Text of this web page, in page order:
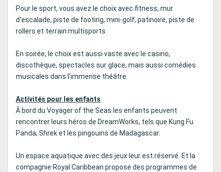
Pour le sport, vous avez le choix avec fitness, mur
d’escalade, piste de footing, mini-golf, patinoire, piste de
rollers et terrain multisports.
En soirée, le choix est aussi vaste avec le casino,
discothèque, spectacles sur glace, mais aussi comédies
musicales dans l’immense théâtre.
Activités pour les enfants
À bord du Voyager of the Seas les enfants peuvent
rencontrer leurs héros de DreamWorks, tels que Kung Fu
Panda, Shrek et les pingouins de Madagascar.
Un espace aquatique avec des jeux leur est réservé. Et la
compagnie Royal Caribbean propose des programmes de